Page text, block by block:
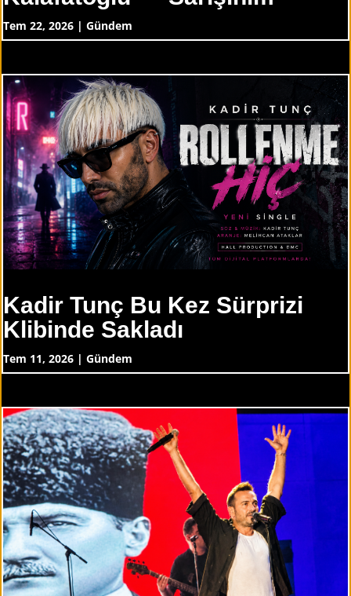
Tem 22, 2026 | Gündem
Kadir Tunç Bu Kez Sürprizi
Klibinde Sakladı
Tem 11, 2026 | Gündem